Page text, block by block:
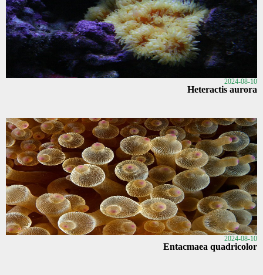
2024-08-10
Heteractis aurora
2024-08-10
Entacmaea quadricolor